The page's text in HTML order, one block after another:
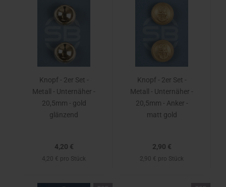
Rückstaus kann es jedoch zu längeren Lieferzeiten kommen.
Knopf - 2er Set -
Metall - Unternäher -
20,5mm - gold
glänzend
4,20 €
4,20 € pro Stück
Knopf - 2er Set -
Metall - Unternäher -
20,5mm - Anker -
matt gold
2,90 €
2,90 € pro Stück